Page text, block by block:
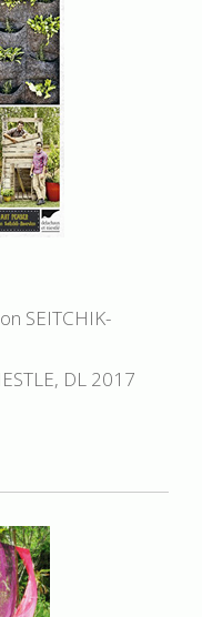
SEITCHIK-
DL 2017